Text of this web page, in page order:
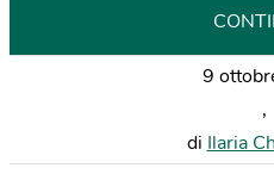
9
,
di Ilaria